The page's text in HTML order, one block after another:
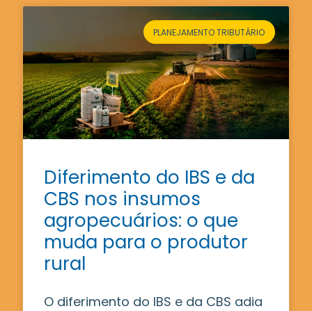
PLANEJAMENTO TRIBUTÁRIO
Diferimento do IBS e da
CBS nos insumos
agropecuários: o que
muda para o produtor
rural
O diferimento do IBS e da CBS adia